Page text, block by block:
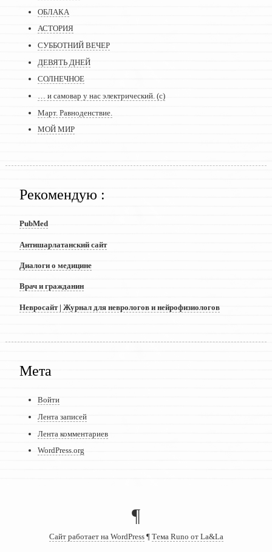
ОБЛАКА
АСТОРИЯ
СУББОТНИЙ ВЕЧЕР
ДЕВЯТЬ ДНЕЙ
СОЛНЕЧНОЕ
… и самовар у нас электрический. (с)
Март. Равноденствие.
МОЙ МИР
Рекомендую :
PubMed
Антишарлатанский сайт
Диалоги о медицине
Врач и гражданин
Невросайт | Журнал для неврологов и нейрофизиологов
Мета
Войти
Лента записей
Лента комментариев
WordPress.org
¶
Сайт работает на WordPress¶ Тема Runo от La&La